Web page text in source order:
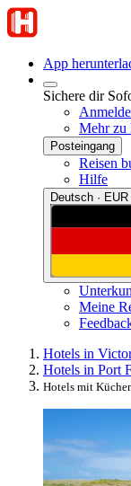
App
Sichere dir
Mehr zu
Posteingang
Reisen
Hilfe
Deutsch · EUR
Meine
Hotels in
Hotels in Port
Hotels mit